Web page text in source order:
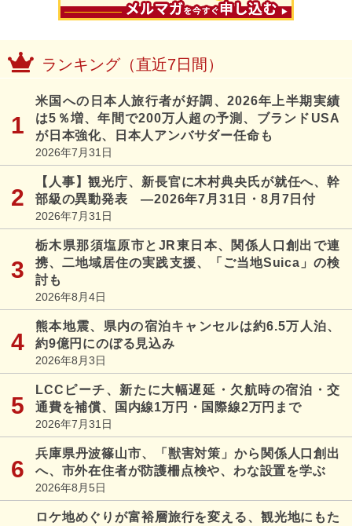
ランキング（直近7日間）
米国への日本人旅行者が好調、2026年上半期実績
は5％増、年間で200万人超の予測、ブランドUSA
が日本強化、日本人アンバサダー任命も
2026年7月31日
【人事】観光庁、新長官に木村典央氏が就任へ、幹
部級の異動発表 ―2026年7月31日・8月7日付
2026年7月31日
栃木県那須塩原市とJR東日本、関係人口創出で連
携、二地域居住の実践支援、「ご当地Suica」の検
討も
2026年8月4日
熊本地震、県内の宿泊キャンセルは約6.5万人泊、
約9億円にのぼる見込み
2026年8月3日
LCCピーチ、新たに大幅遅延・欠航時の宿泊・交
通費を補償、国内線1万円・国際線2万円まで
2026年7月31日
兵庫県丹波篠山市、「獣害対策」から関係人口創出
へ、市外在住者が防護柵点検や、わな設置を学ぶ
2026年8月5日
ロケ地めぐりが富裕層旅行を変える、観光地にもた